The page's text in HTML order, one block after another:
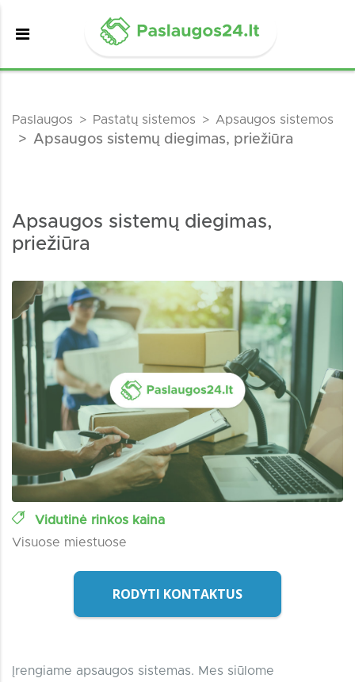
Paslaugos Pastatų sistemos Apsaugos sistemos
Apsaugos sistemų diegimas, priežiūra
Apsaugos sistemų diegimas,
priežiūra
Vidutinė rinkos kaina
Visuose miestuose
RODYTI KONTAKTUS
Įrengiame apsaugos sistemas. Mes siūlome